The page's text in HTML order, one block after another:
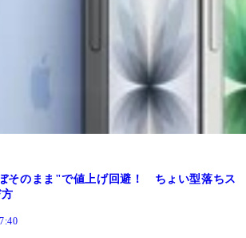
そのまま"で値上げ回避！ ちょい型落ちス